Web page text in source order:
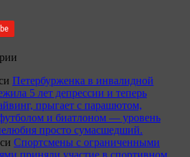
Петербурженка в инвалидной
5 лет депрессии и теперь
прыгает с парашютом,
и биатлоном — уровень
просто сумасшедший.
Спортсмены с ограниченными
приняли участие в спортивном